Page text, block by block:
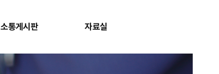
소통게시판 자료실